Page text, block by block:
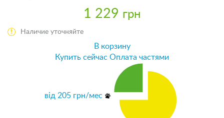
1 229 грн
Наличие уточняйте
В корзину
Купить сейчас Оплата частями
від 205 грн/мес